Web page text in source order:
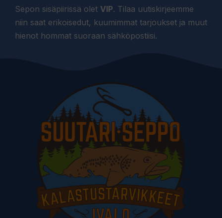
Sepon sisäpiirissä olet VIP. Tilaa uutiskirjeemme
niin saat erikoisedut, kuumimmat tarjoukset ja muut
hienot hommat suoraan sähköpostiisi.